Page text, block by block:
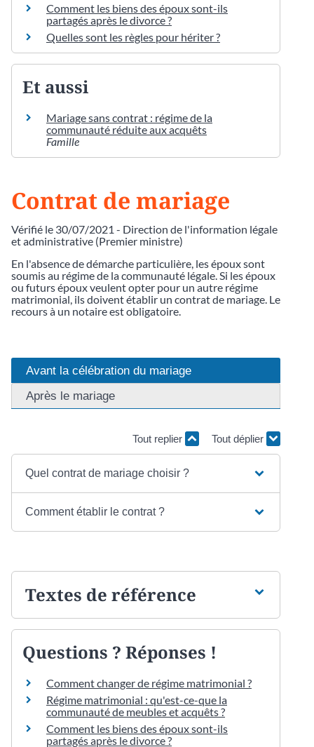
Comment les biens des époux sont-ils
partagés après le divorce ?
Quelles sont les règles pour hériter ?
Et aussi
Mariage sans contrat : régime de la
communauté réduite aux acquêts
Famille
Contrat de mariage
Vérifié le 30/07/2021 - Direction de l'information légale
et administrative (Premier ministre)
En l'absence de démarche particulière, les époux sont
soumis au régime de la communauté légale. Si les époux
ou futurs époux veulent opter pour un autre régime
matrimonial, ils doivent établir un contrat de mariage. Le
recours à un notaire est obligatoire.
Avant la célébration du mariage
Après le mariage
Tout replier Tout déplier
Quel contrat de mariage choisir ?
Comment établir le contrat ?
Textes de référence
Questions ? Réponses !
Comment changer de régime matrimonial ?
Régime matrimonial : qu'est-ce-que la
communauté de meubles et acquêts ?
Comment les biens des époux sont-ils
partagés après le divorce ?